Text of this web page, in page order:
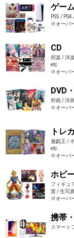
ゲー
PS5 /
※オーバ
CD
邦楽 / 洋
etc
※オーバ
DVD
邦画 / 洋
※オーバ
トレカ
遊戯王 /
etc
※オーバ
ホビ
フィギュ
貨 / 生写
※オーバ
携帯
スマート